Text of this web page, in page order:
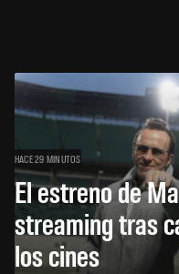
HACE 29 MINUTOS
El estreno de
streaming tras
los cines